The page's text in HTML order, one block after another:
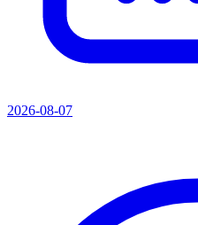
2026-08-07